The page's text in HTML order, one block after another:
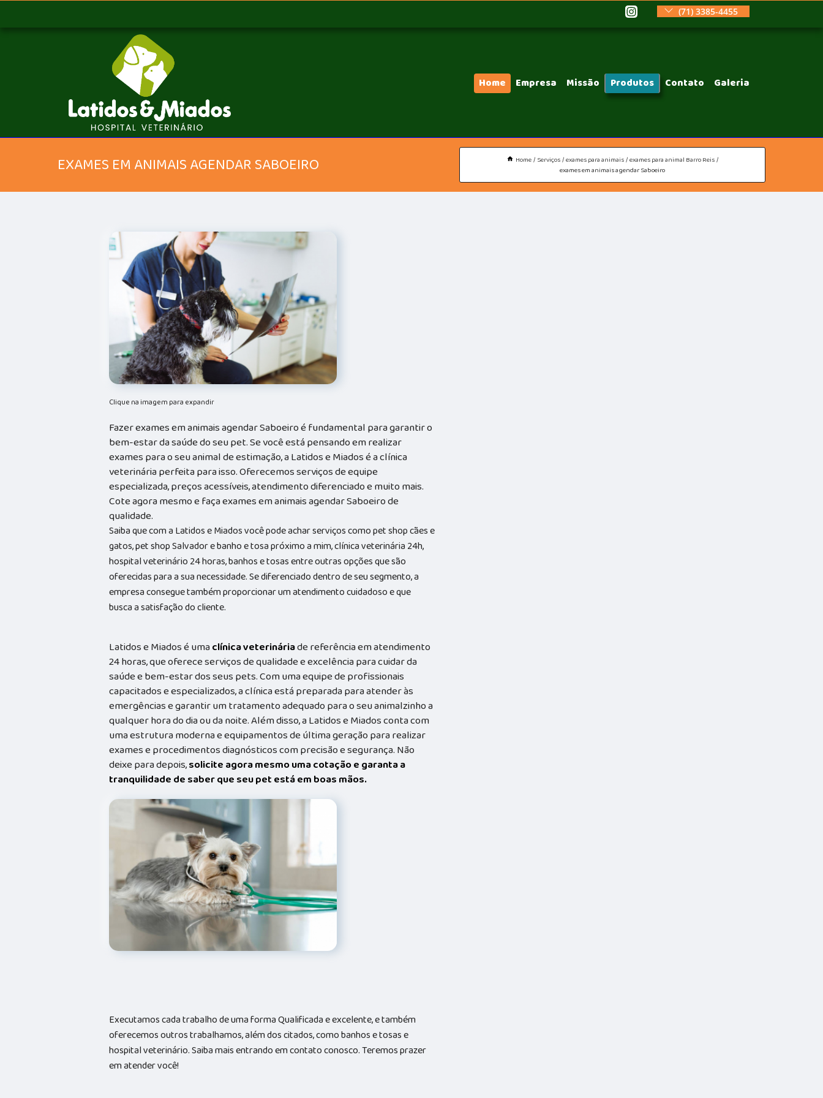
(71) 3385-4455
Home Empresa Missão Produtos Contato Galeria
EXAMES EM ANIMAIS AGENDAR SABOEIRO Home Serviços exames para animais exames para animal Barro Reis
exames em animais agendar Saboeiro
Clique na imagem para expandir
Fazer exames em animais agendar Saboeiro é fundamental para garantir o
bem-estar da saúde do seu pet. Se você está pensando em realizar
exames para o seu animal de estimação, a Latidos e Miados é a clínica
veterinária perfeita para isso. Oferecemos serviços de equipe
especializada, preços acessíveis, atendimento diferenciado e muito mais.
Cote agora mesmo e faça exames em animais agendar Saboeiro de
qualidade.
Saiba que com a Latidos e Miados você pode achar serviços como pet shop cães e
gatos, pet shop Salvador e banho e tosa próximo a mim, clínica veterinária 24h,
hospital veterinário 24 horas, banhos e tosas entre outras opções que são
oferecidas para a sua necessidade. Se diferenciado dentro de seu segmento, a
empresa consegue também proporcionar um atendimento cuidadoso e que
busca a satisfação do cliente.
Latidos e Miados é umaclínica veterináriade referência em atendimento
24 horas, que oferece serviços de qualidade e excelência para cuidar da
saúde e bem-estar dos seus pets. Com uma equipe de profissionais
capacitados e especializados, a clínica está preparada para atender às
emergências e garantir um tratamento adequado para o seu animalzinho a
qualquer hora do dia ou da noite. Além disso, a Latidos e Miados conta com
uma estrutura moderna e equipamentos de última geração para realizar
exames e procedimentos diagnósticos com precisão e segurança. Não
deixe para depois,solicite agora mesmo uma cotação e garanta a
tranquilidade de saber que seu pet está em boas mãos.
Executamos cada trabalho de uma forma Qualificada e excelente, e também
oferecemos outros trabalhamos, além dos citados, como banhos e tosas e
hospital veterinário. Saiba mais entrando em contato conosco. Teremos prazer
em atender você!